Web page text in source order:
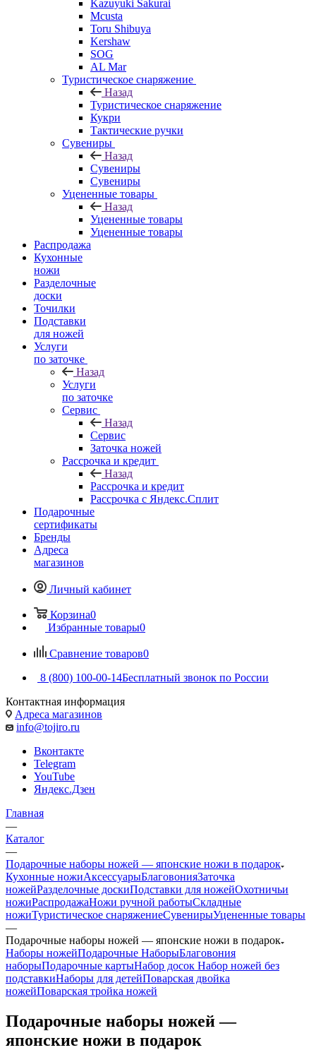
Kazuyuki Sakurai
Mcusta
Toru Shibuya
Kershaw
SOG
AL Mar
Туристическое снаряжение
Назад
Туристическое снаряжение
Кукри
Тактические ручки
Сувениры
Назад
Сувениры
Сувениры
Уцененные товары
Назад
Уцененные товары
Уцененные товары
Распродажа
Кухонные
ножи
Разделочные
доски
Точилки
Подставки
для ножей
Услуги
по заточке
Назад
Услуги
по заточке
Сервис
Назад
Сервис
Заточка ножей
Рассрочка и кредит
Назад
Рассрочка и кредит
Рассрочка с Яндекс.Сплит
Подарочные
сертификаты
Бренды
Адреса
магазинов
Личный кабинет
Корзина0
Избранные товары0
Сравнение товаров0
8 (800) 100-00-14Бесплатный звонок по России
Контактная информация
Адреса магазинов
info@tojiro.ru
Вконтакте
Telegram
YouTube
Яндекс.Дзен
Главная
—
Каталог
—
Подарочные наборы ножей — японские ножи в подарок
Кухонные ножиАксессуарыБлаговонияЗаточка
ножейРазделочные доскиПодставки для ножейОхотничьи
ножиРаспродажаНожи ручной работыСкладные
ножиТуристическое снаряжениеСувенирыУцененные товары
—
Подарочные наборы ножей — японские ножи в подарок
Наборы ножейПодарочные НаборыБлаговония
наборыПодарочные картыНабор досок Набор ножей без
подставкиНаборы для детейПоварская двойка
ножейПоварская тройка ножей
Подарочные наборы ножей —
японские ножи в подарок